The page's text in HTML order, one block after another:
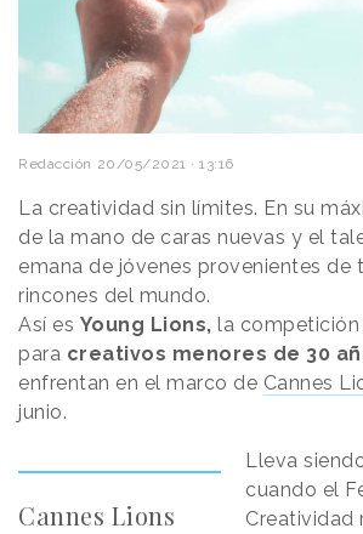
Redacción 20/05/2021 · 13:16
La creatividad sin límites. En su
de la mano de caras nuevas y el
emana de jóvenes provenientes de
rincones del mundo.
Así es Young Lions, la
para creativos menores de 30
enfrentan en el marco de Cannes
junio.
Cannes Lions
Lleva
cuando el
Creatividad